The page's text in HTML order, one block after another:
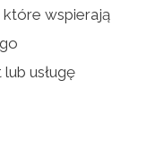
które wspierają
usługę